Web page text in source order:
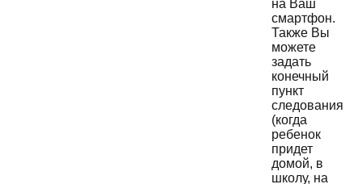
на Ваш
смартфон.
Также Вы
можете
задать
конечный
пункт
следования
(когда
ребенок
придет
домой, в
школу, на